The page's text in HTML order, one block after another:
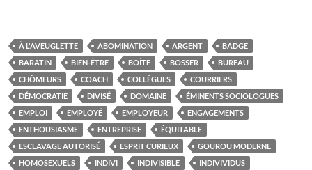
À L'AVEUGLETTE ABOMINATION ARGENT
BADGE
BARATIN
BIEN-ÊTRE BOÎTE BOSSER
BUREAU
CHÔMEURS
COACH COLLÈGUES
COURRIERS
DÉMOCRATIE
DIVISÉ DOMAINE
ÉMINENTS SOCIOLOGUES
EMPLOI
EMPLOYÉ EMPLOYEUR
ENGAGEMENTS
ENTHOUSIASME
ENTREPRISE
ÉQUITABLE
ESCLAVAGE AUTORISÉ
ESPRIT CURIEUX
GOUROU MODERNE
HOMOSEXUELS
INDIVI INDIVISIBLE INDIVIVIDUS